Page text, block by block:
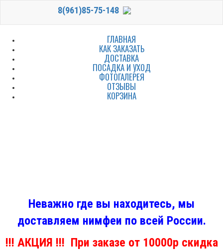
8(961)85-75-148
ГЛАВНАЯ
КАК ЗАКАЗАТЬ
ДОСТАВКА
ПОСАДКА И УХОД
ФОТОГАЛЕРЕЯ
ОТЗЫВЫ
КОРЗИНА
Неважно где вы находитесь, мы
доставляем нимфеи по всей России.
!!! АКЦИЯ !!! При заказе от 10000р скидка